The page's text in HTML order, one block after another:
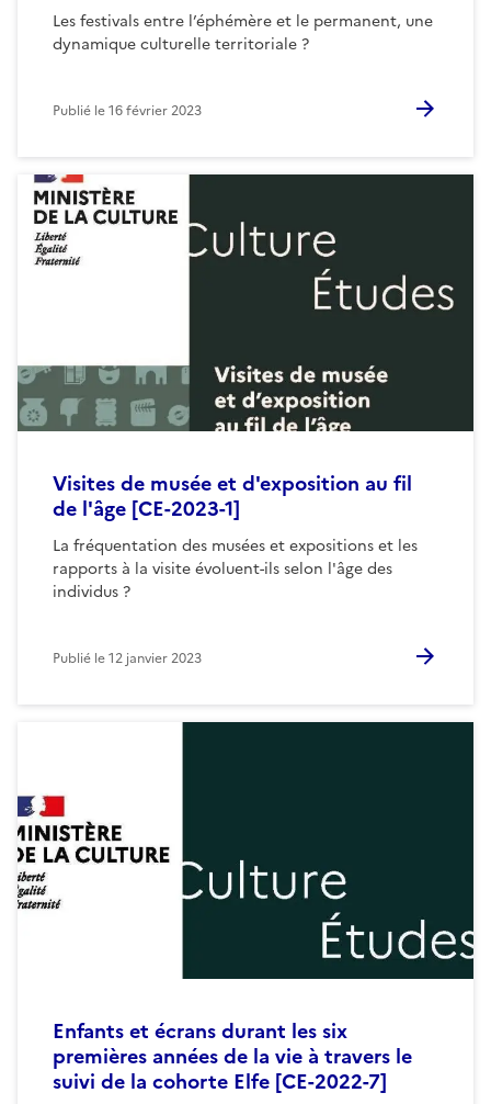
Les festivals entre l’éphémère et le permanent, une
dynamique culturelle territoriale ?
Publié le16 février 2023
Visites de musée et d'exposition au fil
de l'âge [CE-2023-1]
La fréquentation des musées et expositions et les
rapports à la visite évoluent-ils selon l'âge des
individus ?
Publié le12 janvier 2023
Enfants et écrans durant les six
premières années de la vie à travers le
suivi de la cohorte Elfe [CE-2022-7]